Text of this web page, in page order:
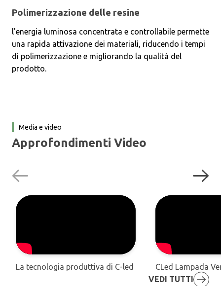
Polimerizzazione delle resine
l'energia luminosa concentrata e controllabile permette
una rapida attivazione dei materiali, riducendo i tempi
di polimerizzazione e migliorando la qualità del
prodotto.
Media e video
Approfondimenti Video
La tecnologia produttiva di C-led
CLed Lampada
VEDI TUTTI